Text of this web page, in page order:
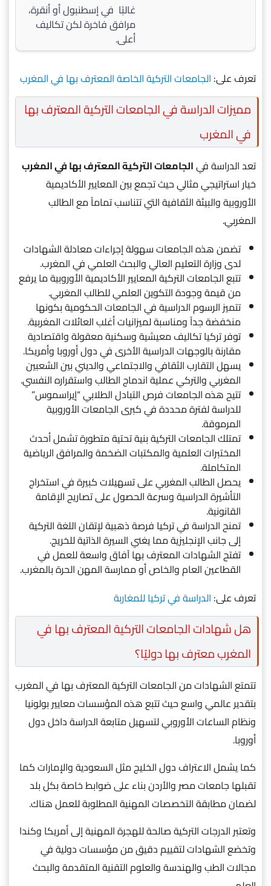
غالبًا في إسطنبول أو أنقرة،
مرافق فاخرة لكن تكاليف
أعلى.
تعرف على: الجامعات التركية الخاصة المعترف بها في المغرب
مميزات الدراسة في الجامعات التركية المعترف بها
في المغرب
تعد الدراسة فيالجامعات التركية المعترف بها في المغرب
خيار استراتيجي مثالي حيث تجمع بين المعايير الأكاديمية
الأوروبية والبيئة الثقافية التي تتناسب تماماً مع الطالب
المغربي.
تضمن هذه الجامعات سهولة إجراءات معادلة الشهادات
لدى وزارة التعليم العالي والبحث العلمي في المغرب.
تتبع الجامعات التركية المعايير الأكاديمية الأوروبية ما يرفع
من قيمة وجودة التكوين العلمي للطالب المغربي.
تتميز الرسوم الدراسية في الجامعات الحكومية بكونها
منخفضة جداً ومناسبة لميزانيات أغلب العائلات المغربية.
توفر تركيا تكاليف معيشية وسكنية معقولة واقتصادية
مقارنة بالوجهات الدراسية الأخرى في دول أوروبا وأمريكا.
يسهل التقارب الثقافي والاجتماعي والديني بين الشعبين
المغربي والتركي عملية اندماج الطالب واستقراره النفسي.
تتيح هذه الجامعات فرص التبادل الطلابي “إيراسموس”
للدراسة لفترة محددة في كبرى الجامعات الأوروبية
المرموقة.
تمتلك الجامعات التركية بنية تحتية متطورة تشمل أحدث
المختبرات العلمية والمكتبات الضخمة والمرافق الرياضية
المتكاملة.
يحصل الطالب المغربي على تسهيلات كبيرة في استخراج
التأشيرة الدراسية وسرعة الحصول على تصاريح الإقامة
القانونية.
تمنح الدراسة في تركيا فرصة ذهبية لإتقان اللغة التركية
إلى جانب الإنجليزية مما يغني السيرة الذاتية للخريج.
تفتح الشهادات المعترف بها آفاق واسعة للعمل في
القطاعين العام والخاص أو ممارسة المهن الحرة بالمغرب.
تعرف على: الدراسة في تركيا للمغاربة
هل شهادات الجامعات التركية المعترف بها في
المغرب معترف بها دوليًا؟
تتمتع الشهادات من الجامعات التركية المعترف بها في المغرب
بتقدير عالمي واسع حيث تتبع هذه المؤسسات معايير بولونيا
ونظام الساعات الأوروبي لتسهيل متابعة الدراسة داخل دول
أوروبا.
كما يشمل الاعتراف دول الخليج مثل السعودية والإمارات كما
تقبلها جامعات مصر والأردن بناء على ضوابط خاصة بكل بلد
لضمان مطابقة التخصصات المهنية المطلوبة للعمل هناك.
وتعتبر الدرجات التركية صالحة للهجرة المهنية إلى أمريكا وكندا
وتخضع الشهادات لتقييم دقيق من مؤسسات دولية في
مجالات الطب والهندسة والعلوم التقنية المتقدمة والبحث